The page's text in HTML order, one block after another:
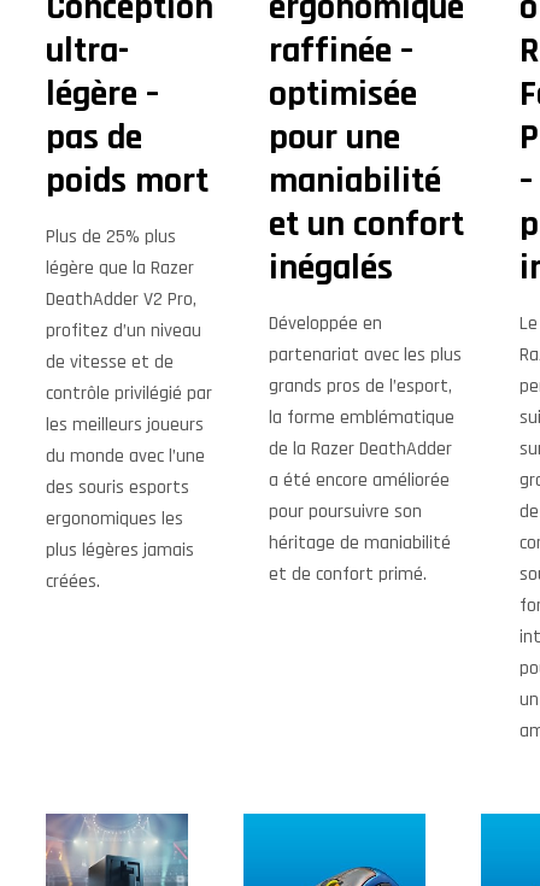
ultra-
légère –
pas de
poids mort
Plus de 25% plus
légère que la Razer
DeathAdder V2 Pro,
profitez d’un niveau
de vitesse et de
contrôle privilégié par
les meilleurs joueurs
du monde avec l’une
des souris esports
ergonomiques les
plus légères jamais
créées.
raffinée –
optimisée
pour une
maniabilité
et un confort
inégalés
Développée en
partenariat avec les plus
grands pros de l’esport,
la forme emblématique
de la Razer DeathAdder
a été encore améliorée
pour poursuivre son
héritage de maniabilité
et de confort primé.